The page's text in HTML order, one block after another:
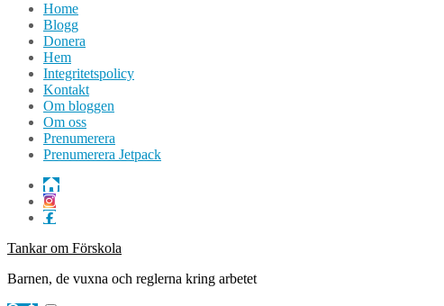
Home
Blogg
Donera
Hem
Integritetspolicy
Kontakt
Om bloggen
Om oss
Prenumerera
Prenumerera Jetpack
Tankar om Förskola
Barnen, de vuxna och reglerna kring arbetet